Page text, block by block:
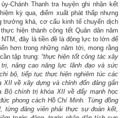
Chánh Thanh tra huyện ghi nhận kết
kỳ qua, điểm xuất phát thấp nhưng
trưởng khá, cơ cấu kinh tế chuyển dịch
hiện thành công tết Quân dân năm
đây là tiền đề là động lực to lớn để
hơn trong những năm tới, mong rằng
tập trung: “thực hiện tốt công tác xây
nâng cao năng lực lãnh đạo và sức
bộ, tiếp tục thực hiện nghiêm túc các
XII về xây dựng và chỉnh đốn đảng gắn
chính trị khóa XII về đẩy mạnh học
phong cách Hồ Chí Minh. Từng đồng
từng đảng viên phải thực sự đoàn kết,